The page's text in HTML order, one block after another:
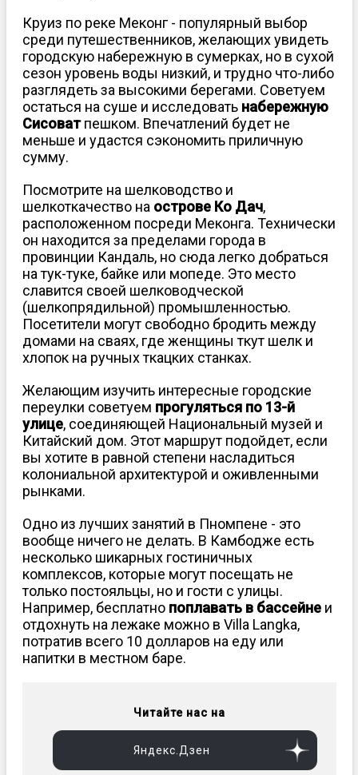
Круиз по реке Меконг - популярный выбор
среди путешественников, желающих увидеть
городскую набережную в сумерках, но в сухой
сезон уровень воды низкий, и трудно что-либо
разглядеть за высокими берегами. Советуем
остаться на суше и исследовать набережную
Сисоватпешком. Впечатлений будет не
меньше и удастся сэкономить приличную
сумму.
Посмотрите на шелководство и
шелкоткачество на острове Ко Дач,
расположенном посреди Меконга. Технически
он находится за пределами города в
провинции Кандаль, но сюда легко добраться
на тук-туке, байке или мопеде. Это место
славится своей шелководческой
(шелкопрядильной) промышленностью.
Посетители могут свободно бродить между
домами на сваях, где женщины ткут шелк и
хлопок на ручных ткацких станках.
Желающим изучить интересные городские
переулки советуем прогуляться по 13-й
улице, соединяющей Национальный музей и
Китайский дом. Этот маршрут подойдет, если
вы хотите в равной степени насладиться
колониальной архитектурой и оживленными
рынками.
Одно из лучших занятий в Пномпене - это
вообще ничего не делать. В Камбодже есть
несколько шикарных гостиничных
комплексов, которые могут посещать не
только постояльцы, но и гости с улицы.
Например, бесплатно поплавать в бассейнеи
отдохнуть на лежаке можно в Villa Langka,
потратив всего 10 долларов на еду или
напитки в местном баре.
Читайте нас на
Яндекс.Дзен